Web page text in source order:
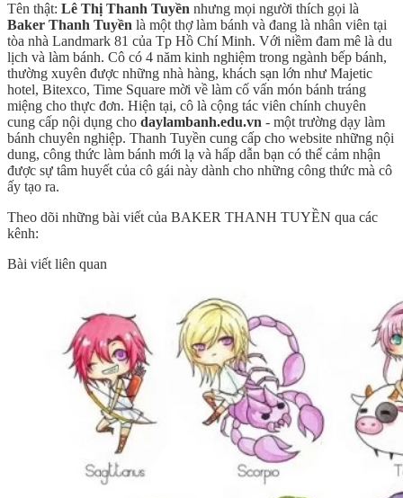
Tên thật: Lê Thị Thanh Tuyền nhưng mọi người thích gọi là
Baker Thanh Tuyền là một thợ làm bánh và đang là nhân viên tại
tòa nhà Landmark 81 của Tp Hồ Chí Minh. Với niềm đam mê là du
lịch và làm bánh. Cô có 4 năm kinh nghiệm trong ngành bếp bánh,
thường xuyên được những nhà hàng, khách sạn lớn như Majetic
hotel, Bitexco, Time Square mời về làm cố vấn món bánh tráng
miệng cho thực đơn. Hiện tại, cô là cộng tác viên chính chuyên
cung cấp nội dụng cho daylambanh.edu.vn - một trường dạy làm
bánh chuyên nghiệp. Thanh Tuyền cung cấp cho website những nội
dung, công thức làm bánh mới lạ và hấp dẫn bạn có thể cảm nhận
được sự tâm huyết của cô gái này dành cho những công thức mà cô
ấy tạo ra.
Theo dõi những bài viết của BAKER THANH TUYỀN qua các
kênh:
Bài viết liên quan